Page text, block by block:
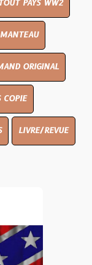
PAYS WW2
ORIGINAL
COPIE
LIVRE/REVUE